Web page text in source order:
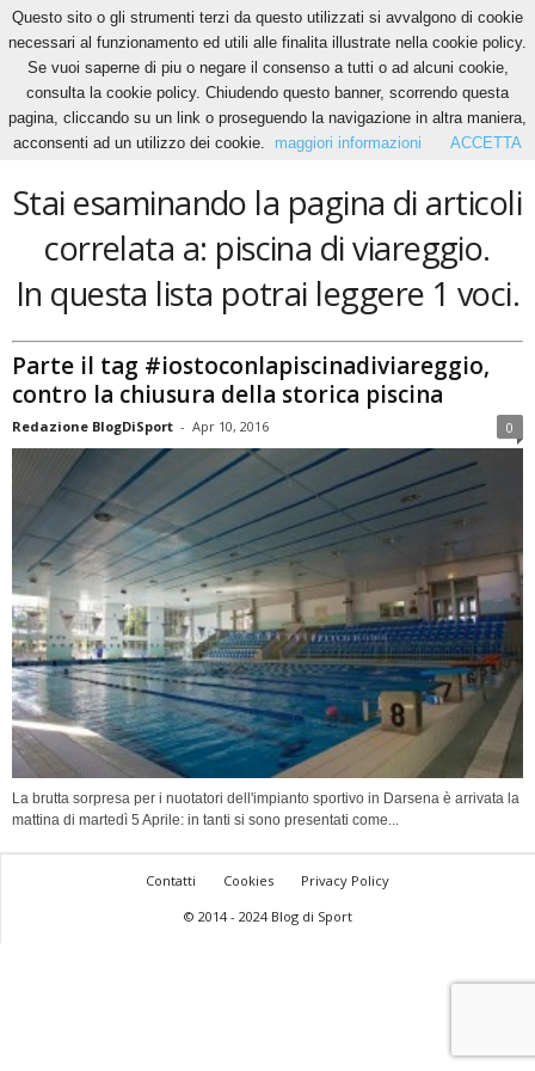
Home Tags Piscina di viareggio
piscina di viareggio
Stai esaminando la pagina di articoli
correlata a: piscina di viareggio.
In questa lista potrai leggere 1 voci.
Parte il tag #iostoconlapiscinadiviareggio,
contro la chiusura della storica piscina
Redazione BlogDiSport - Apr 10, 2016 0
La brutta sorpresa per i nuotatori dell'impianto sportivo in Darsena è arrivata la
mattina di martedì 5 Aprile: in tanti si sono presentati come...
Contatti Cookies
Privacy Policy
© 2014 - 2024 Blog di Sport
Questo sito o gli strumenti terzi da questo utilizzati si avvalgono di cookie
necessari al funzionamento ed utili alle finalita illustrate nella cookie policy.
Se vuoi saperne di piu o negare il consenso a tutti o ad alcuni cookie,
consulta la cookie policy. Chiudendo questo banner, scorrendo questa
pagina, cliccando su un link o proseguendo la navigazione in altra maniera,
acconsenti ad un utilizzo dei cookie.
maggiori informazioni ACCETTA